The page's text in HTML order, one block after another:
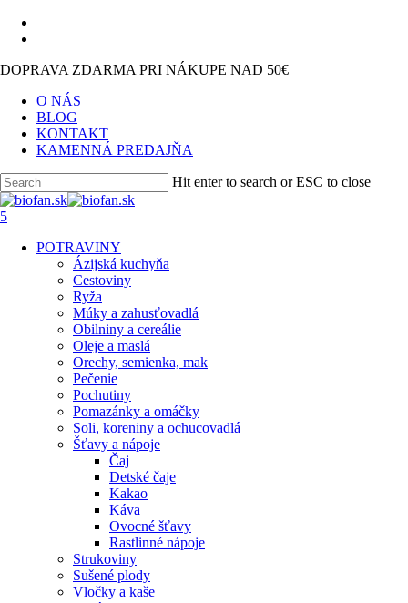
Skip
content
DOPRAVA ZDARMA PRI NÁKUPE NAD 50€
O NÁS
BLOG
KONTAKT
KAMENNÁ PREDAJŇA
Hit enter to search or ESC to close
Close
Search
search
5
POTRAVINY
Ázijská kuchyňa
Cestoviny
Ryža
Múky a zahusťovadlá
Obilniny a cereálie
Oleje a maslá
Orechy, semienka, mak
Pečenie
Pochutiny
Pomazánky a omáčky
Soli, koreniny a ochucovadlá
Šťavy a nápoje
Čaj
Detské čaje
Kakao
Káva
Ovocné šťavy
Rastlinné nápoje
Strukoviny
Sušené plody
Vločky a kaše